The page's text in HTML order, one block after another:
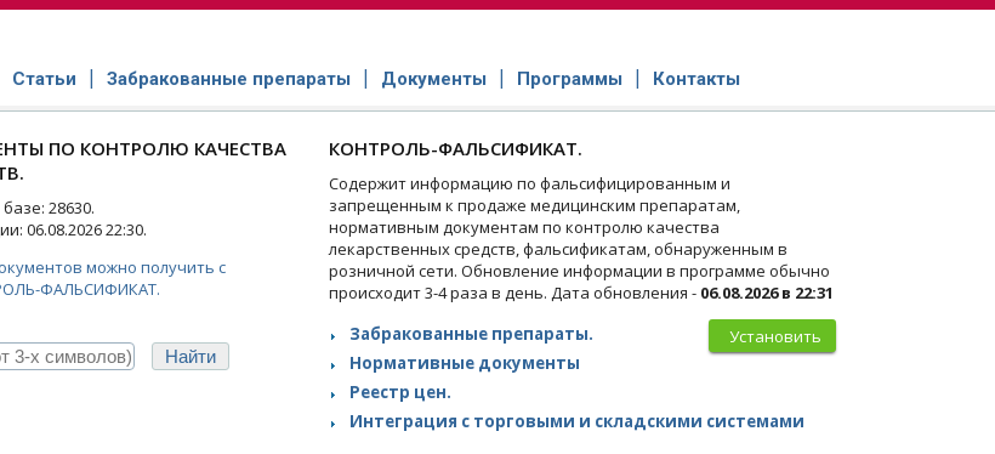
Статьи Забракованные препараты Документы Программы Контакты
ПО КОНТРОЛЮ КАЧЕСТВА
28630.
06.08.2026 22:30.
можно получить с
ФАЛЬСИФИКАТ.
КОНТРОЛЬ-ФАЛЬСИФИКАТ.
Содержит информацию по фальсифицированным и
запрещенным к продаже медицинским препаратам,
нормативным документам по контролю качества
лекарственных средств, фальсификатам, обнаруженным в
розничной сети. Обновление информации в программе обычно
происходит 3-4 раза в день. Дата обновления - 06.08.2026 в 22:31
Установить
Забракованные препараты.
Нормативные документы
Реестр цен.
Интеграция с торговыми и складскими системами